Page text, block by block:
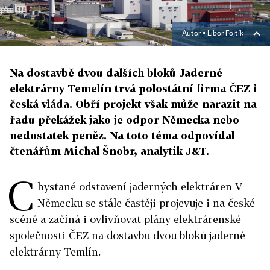
Autor ▪ Libor Fojtík
Na dostavbě dvou dalších bloků Jaderné
elektrárny Temelín trvá polostátní firma ČEZ i
česká vláda. Obří projekt však může narazit na
řadu překážek jako je odpor Německa nebo
nedostatek peněz. Na toto téma odpovídal
čtenářům Michal Šnobr, analytik J&T.
C hystané odstavení jaderných elektráren V
Německu se stále častěji projevuje i na české
scéně a začíná i ovlivňovat plány elektrárenské
společnosti ČEZ na dostavbu dvou bloků jaderné
elektrárny Temlín.